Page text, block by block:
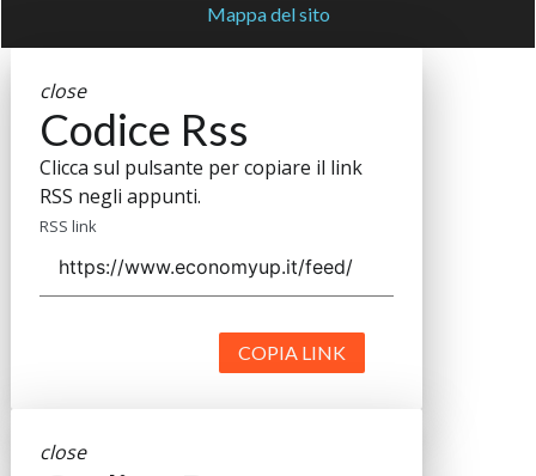
Mappa del sito
close
Codice Rss
Clicca sul pulsante per copiare il link
RSS negli appunti.
RSS link
COPIA LINK
close